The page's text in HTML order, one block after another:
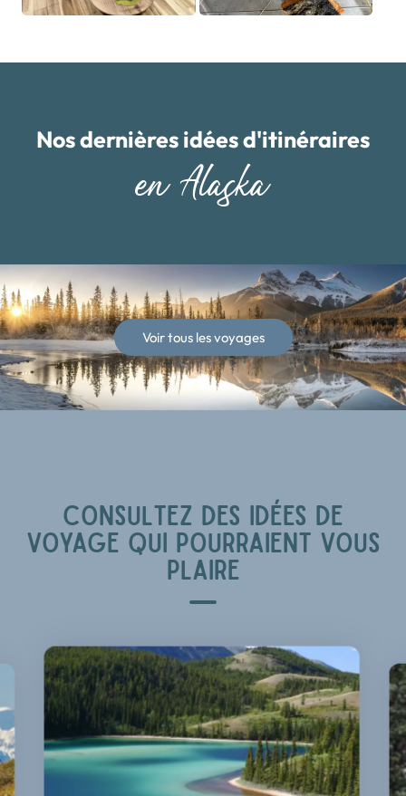
Nos dernières idées d'itinéraires
en Alaska
Voir tous les voyages
CONSULTEZ DES IDÉES DE
VOYAGE QUI POURRAIENT VOUS
PLAIRE